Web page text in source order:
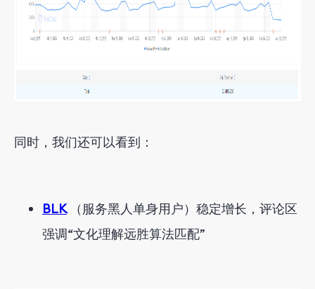
同时，我们还可以看到：
BLK（服务黑人单身用户）稳定增长，评论区
强调“文化理解远胜算法匹配”